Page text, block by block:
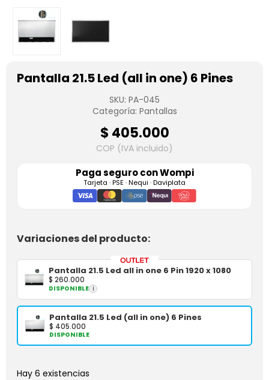
Pantalla 21.5 Led (all in one) 6 Pines
SKU: PA-045
Categoría: Pantallas
$ 405.000
COP (IVA incluido)
Paga seguro conWompi
Tarjeta · PSE · Nequi · Daviplata
Variaciones del producto:
Pantalla 21.5 Led all in one 6 Pin 1920 x 1080
$ 260.000
DISPONIBLE i
Pantalla 21.5 Led (all in one) 6 Pines
$ 405.000
DISPONIBLE
Hay 6 existencias